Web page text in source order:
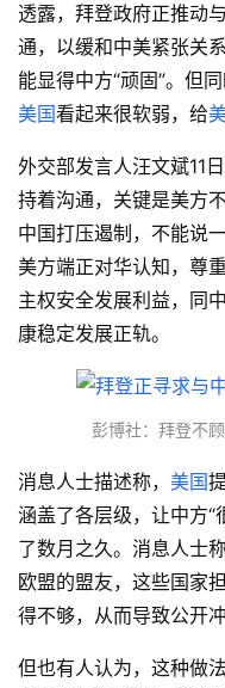
透露，拜登政府正推动
通，以缓和中美紧张关
能显得中方“顽固”。但
美国看起来很软弱，给
外交部发言人汪文斌11
持着沟通，关键是美方
中国打压遏制，不能说
美方端正对华认知，尊
主权安全发展利益，同
康稳定发展正轨。
彭博社：拜登不
消息人士描述称， 美国
涵盖了各层级，让中方“
了数月之久。消息人士
欧盟的盟友，这些国家
得不够，从而导致公开冲
但也有人认为，这种做